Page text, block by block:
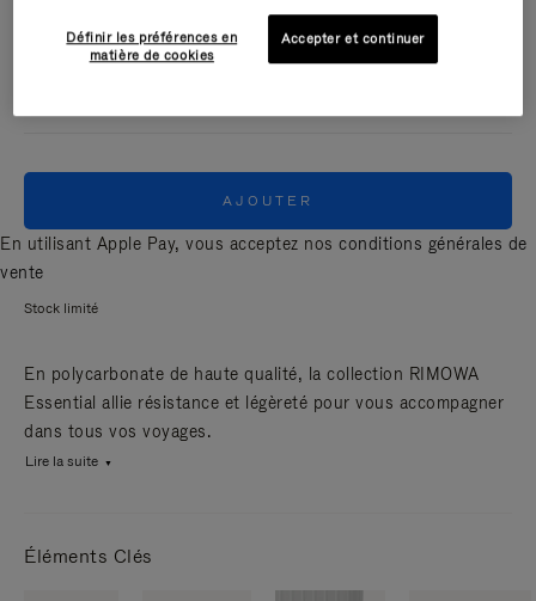
BRILLANT
AJOUTER
En utilisant Apple Pay, vous acceptez nos conditions générales de
vente
Stock limité
En polycarbonate de haute qualité, la collection RIMOWA
Essential allie résistance et légèreté pour vous accompagner
dans tous vos voyages.
Lire la suite
Éléments Clés
Définir les préférences en
matière de cookies
Accepter et continuer